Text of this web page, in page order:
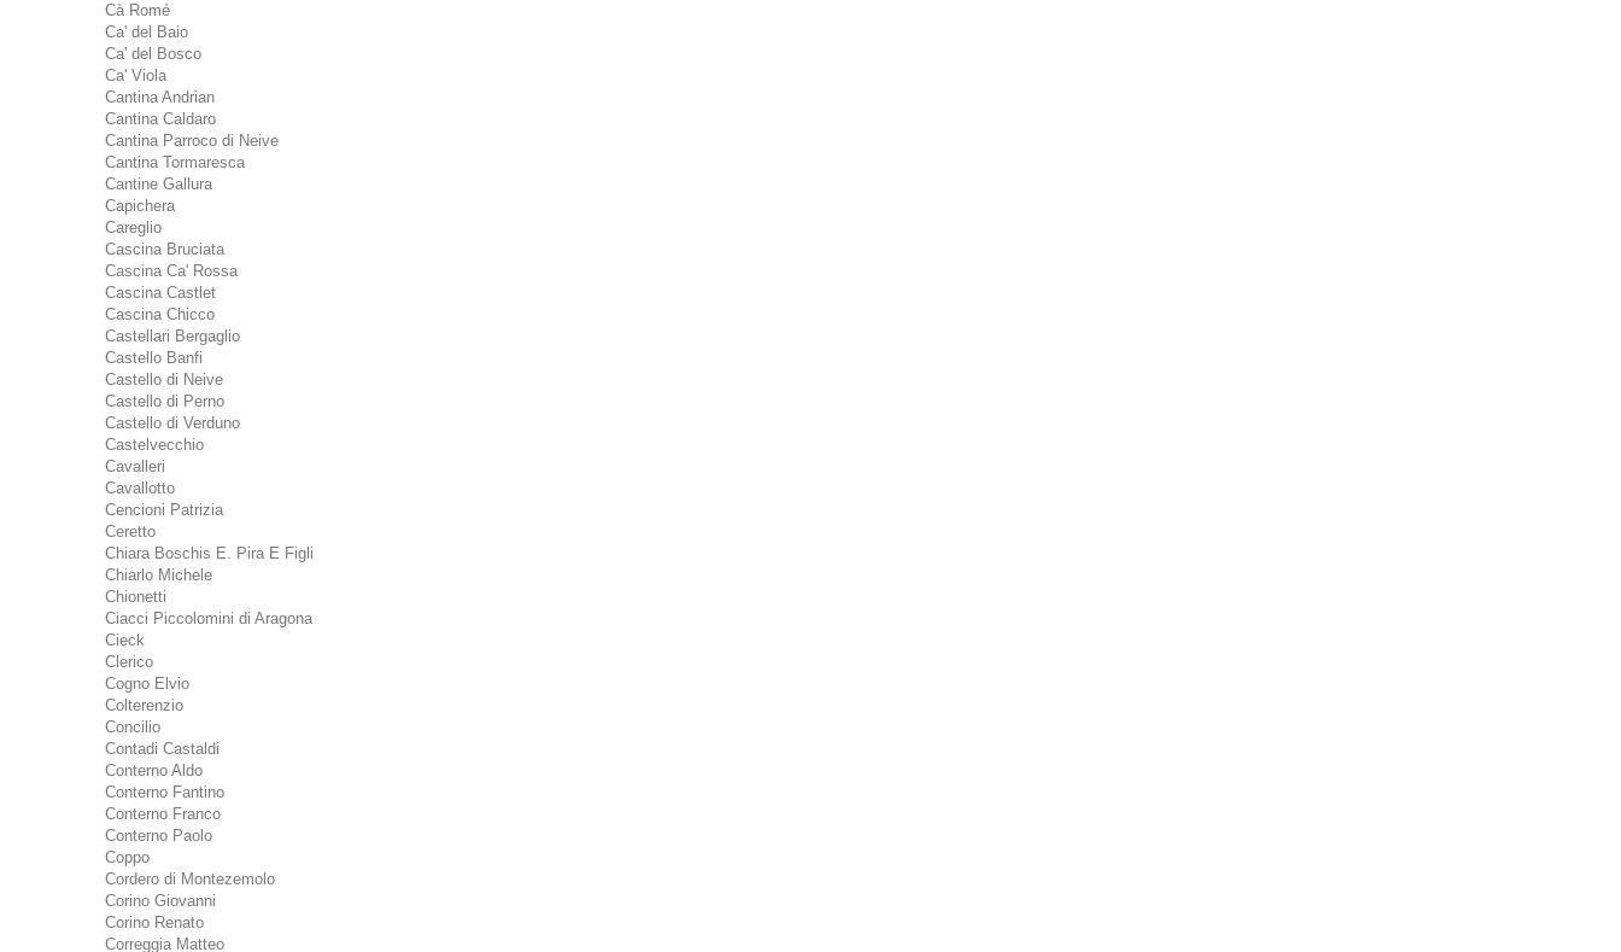
Cà Romé
Ca' del Baio
Ca' del Bosco
Ca' Viola
Cantina Andrian
Cantina Caldaro
Cantina Parroco di Neive
Cantina Tormaresca
Cantine Gallura
Capichera
Careglio
Cascina Bruciata
Cascina Ca' Rossa
Cascina Castlet
Cascina Chicco
Castellari Bergaglio
Castello Banfi
Castello di Neive
Castello di Perno
Castello di Verduno
Castelvecchio
Cavalleri
Cavallotto
Cencioni Patrizia
Ceretto
Chiara Boschis E. Pira E Figli
Chiarlo Michele
Chionetti
Ciacci Piccolomini di Aragona
Cieck
Clerico
Cogno Elvio
Colterenzio
Concilio
Contadi Castaldi
Conterno Aldo
Conterno Fantino
Conterno Franco
Conterno Paolo
Coppo
Cordero di Montezemolo
Corino Giovanni
Corino Renato
Correggia Matteo